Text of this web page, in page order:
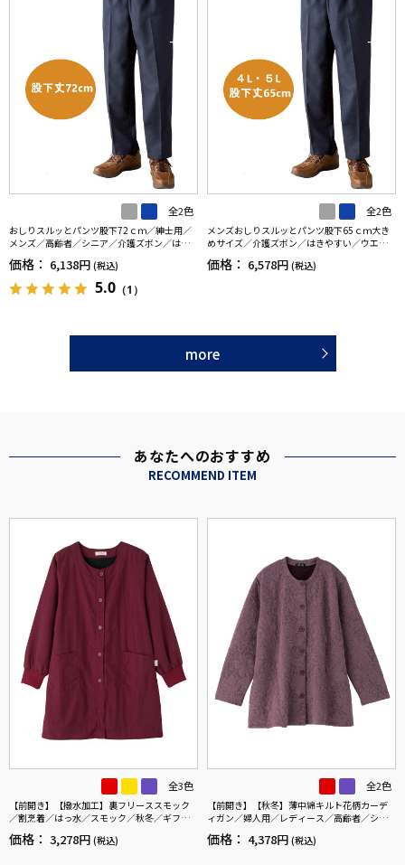
全2色
おしりスルッとパンツ股下72ｃｍ／紳士用／
メンズ／高齢者／シニア／介護ズボン／はき
やすい／ウエストゴム／敬老の日／ギフト／
プレゼント【CF】
価格： 6,138円 (税込)
5.0 （1）
全2色
メンズおしりスルッとパンツ股下65ｃｍ大き
めサイズ／介護ズボン／はきやすい／ウエス
トゴム／敬老の日／ギフト／プレゼント【C
F】
価格： 6,578円 (税込)
more
あなたへのおすすめ
RECOMMEND ITEM
全3色
【前開き】【撥水加工】裏フリーススモック
／割烹着／はっ水／スモック／秋冬／ギフト
／プレゼント【CF】
価格： 3,278円 (税込)
全2色
【前開き】【秋冬】薄中綿キルト花柄カーデ
ィガン／婦人用／レディース／高齢者／シニ
ア／羽織／洗濯機OK／自宅で洗える／名前記
入欄付／両脇ポケット／ゆったり／のびのび
価格： 4,378円 (税込)